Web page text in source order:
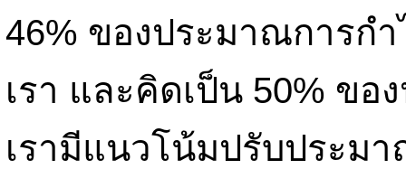
46% ของประมาณการก
เรา และคิดเป็น 50% ข
เรามีแนวโน้มปรับประม